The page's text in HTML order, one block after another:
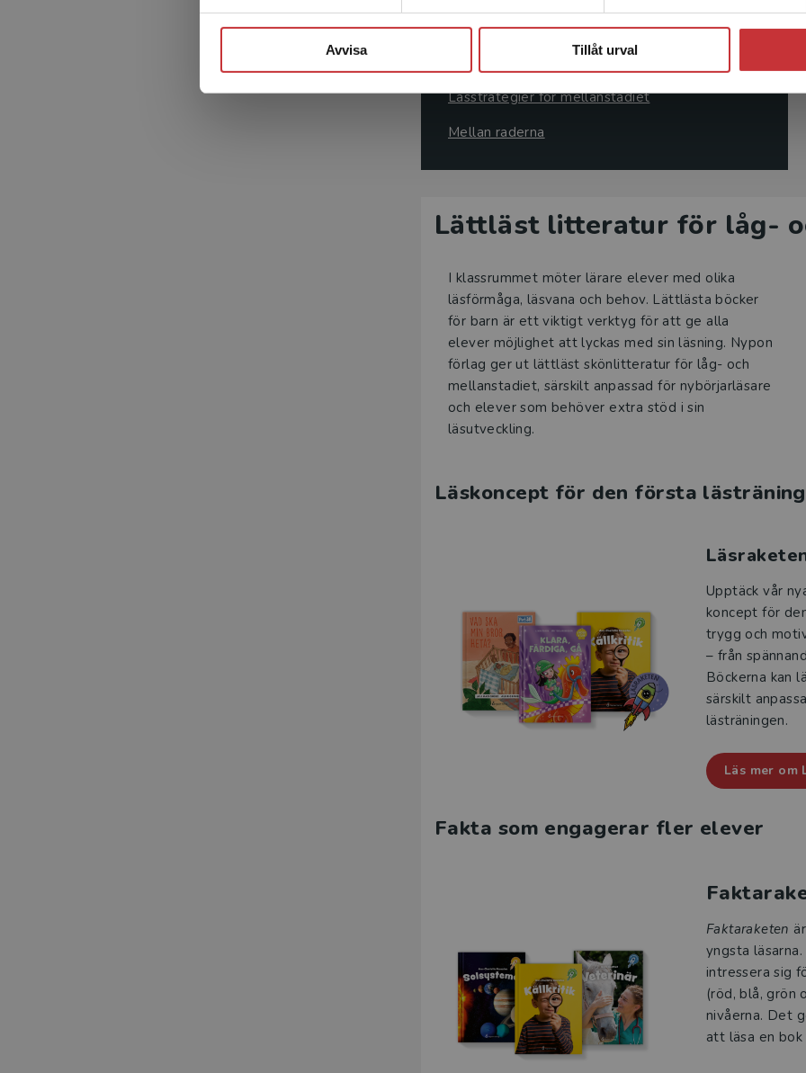
Avvisa Tillåt urval
Läs– och skrivbok
Lässtrategier för mellanstadiet
Mellan raderna
Lättläst litteratur för låg-
I klassrummet möter lärare elever med olika
läsförmåga, läsvana och behov. Lättlästa böcker
för barn är ett viktigt verktyg för att ge alla
elever möjlighet att lyckas med sin läsning. Nypon
förlag ger ut lättläst skönlitteratur för låg- och
mellanstadiet, särskilt anpassad för nybörjarläsare
och elever som behöver extra stöd i sin
läsutveckling.
Läskoncept för den första
Upptäck vår
koncept för
trygg och
– från
Böckerna kan
särskilt
lästräningen.
Läs mer om
Fakta som engagerar fler elever
Faktaraketen
yngsta
intressera sig
(röd, blå, grön
nivåerna. Det
att läsa en